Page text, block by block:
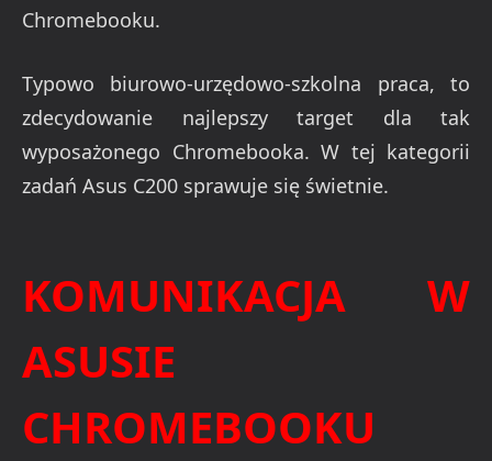
Chromebooku.
Typowo biurowo-urzędowo-szkolna praca, to
zdecydowanie najlepszy target dla tak
wyposażonego Chromebooka. W tej kategorii
zadań Asus C200 sprawuje się świetnie.
KOMUNIKACJA W
ASUSIE
CHROMEBOOKU